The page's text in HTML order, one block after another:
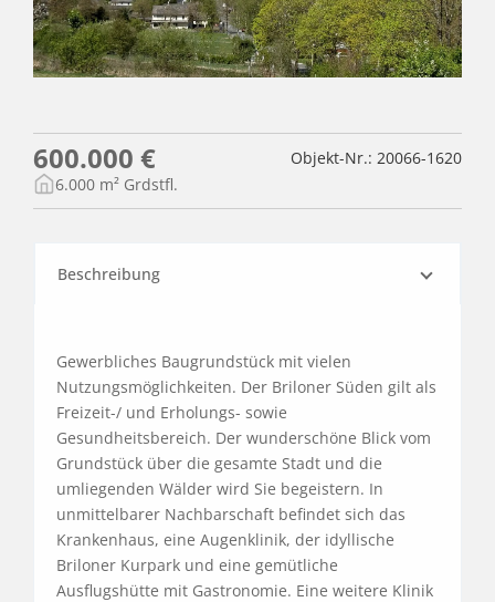
600.000 €
Objekt-Nr.: 20066-1620
6.000 m² Grdstfl.
Beschreibung
Gewerbliches Baugrundstück mit vielen
Nutzungsmöglichkeiten. Der Briloner Süden gilt als
Freizeit-/ und Erholungs- sowie
Gesundheitsbereich. Der wunderschöne Blick vom
Grundstück über die gesamte Stadt und die
umliegenden Wälder wird Sie begeistern. In
unmittelbarer Nachbarschaft befindet sich das
Krankenhaus, eine Augenklinik, der idyllische
Briloner Kurpark und eine gemütliche
Ausflugshütte mit Gastronomie. Eine weitere Klinik